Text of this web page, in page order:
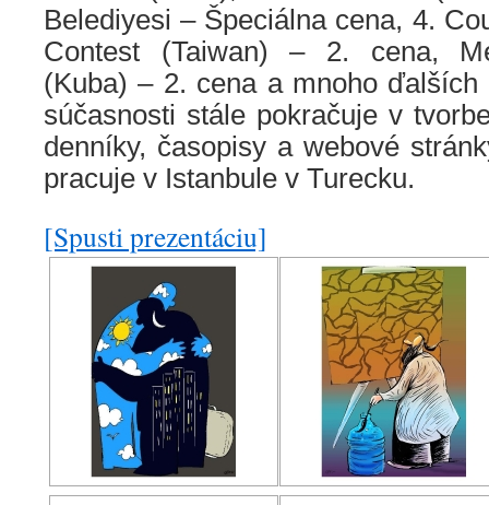
Belediyesi – Špeciálna cena, 4.
Contest (Taiwan) – 2. cena,
(Kuba) – 2. cena a mnoho
súčasnosti stále pokračuje v
denníky, časopisy a webové
pracuje v Istanbule v Turecku.
[Spusti prezentáciu]